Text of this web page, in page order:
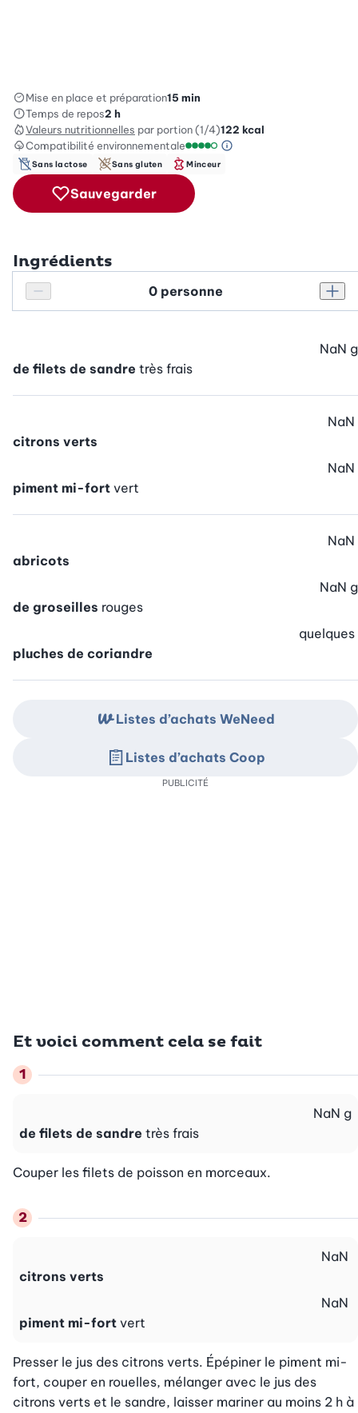
Mise en place et préparation15 min
Temps de repos2 h
Valeurs nutritionnelles par portion (1/4)122 kcal
Compatibilité environnementale
Information sur
Sans lactose Sans gluten Minceur
Sauvegarder
Ingrédients
Réduire le nombre de personnes
Personnes
de filets de sandre très frais
NaN g
citrons verts
NaN
piment mi-fort vert
NaN
abricots
NaN
de groseilles rouges
NaN g
pluches de coriandre
quelques
Et voici comment cela se fait
de filets de sandre très frais
NaN g
Couper les filets de poisson en morceaux.
citrons verts
NaN
piment mi-fort vert
NaN
Presser le jus des citrons verts. Épépiner le piment mi-
fort, couper en rouelles, mélanger avec le jus des
citrons verts et le sandre, laisser mariner au moins 2 h à
Listes d’achats WeNeed
Listes d’achats Coop
PUBLICITÉ